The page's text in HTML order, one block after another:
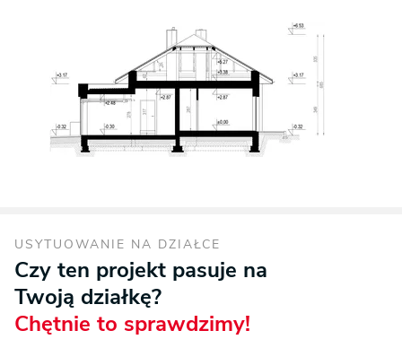
USYTUOWANIE NA DZIAŁCE
Czy ten projekt pasuje na
Twoją działkę?
Chętnie to sprawdzimy!